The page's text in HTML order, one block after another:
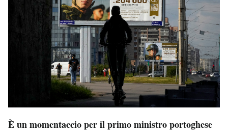
È un momentaccio per il primo ministro portoghese